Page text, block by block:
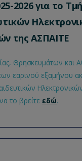
2026 για το
της ΑΣΠΑΙΤΕ
Θρησκευμάτων και
εαρινού εξαμήνου
το βρείτε εδώ.